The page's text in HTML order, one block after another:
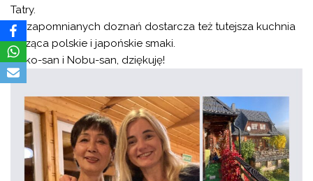
Tatry.
Niezapomnianych doznań dostarcza też tutejsza kuchnia
łącząca polskie i japońskie smaki.
Akiko-san i Nobu-san, dziękuję!